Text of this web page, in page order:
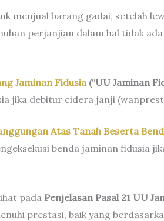
menjual barang gadai, setelah
perjanjian dalam hal tidak
Jaminan Fidusia (“UU Jaminan
jika debitur cidera janji
Atas Tanah Beserta
benda jaminan fidusia
pada Penjelasan Pasal 21 UU
prestasi, baik yang